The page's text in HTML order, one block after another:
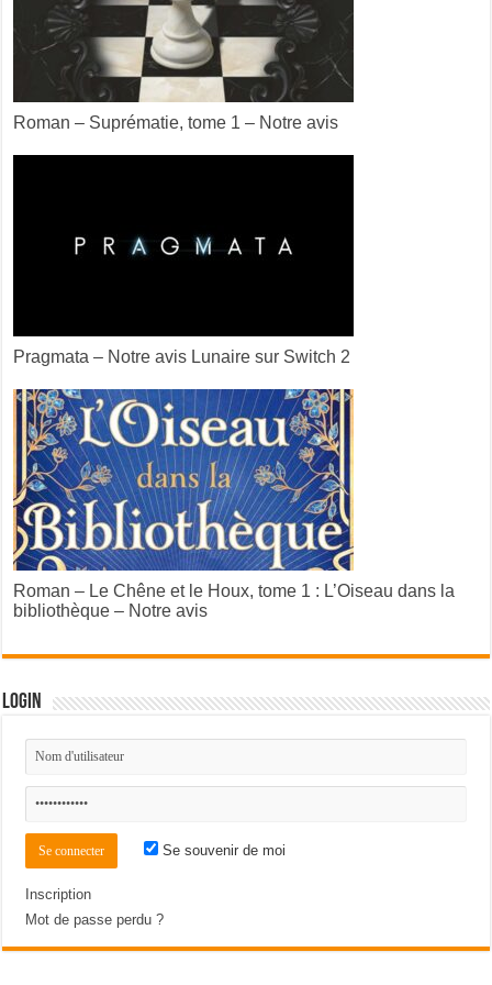
Roman – Suprématie, tome 1 – Notre avis
Pragmata – Notre avis Lunaire sur Switch 2
Roman – Le Chêne et le Houx, tome 1 : L’Oiseau dans la
bibliothèque – Notre avis
Login
Se souvenir de moi
Inscription
Mot de passe perdu ?